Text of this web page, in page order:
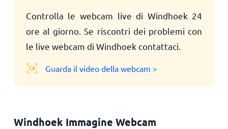
Controlla le webcam live di Windhoek 24
ore al giorno. Se riscontri dei problemi con
le live webcam di Windhoek contattaci.
Guarda il video della webcam >
Windhoek Immagine Webcam